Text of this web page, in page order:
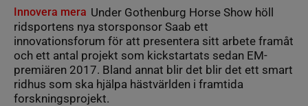
Innovera mera Under Gothenburg Horse Show höll
ridsportens nya storsponsor Saab ett
innovationsforum för att presentera sitt arbete framåt
och ett antal projekt som kickstartats sedan EM-
premiären 2017. Bland annat blir det blir det ett smart
ridhus som ska hjälpa hästvärlden i framtida
forskningsprojekt.